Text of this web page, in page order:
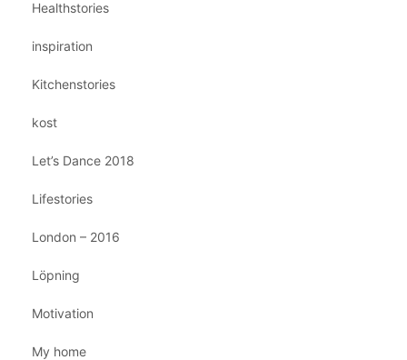
Healthstories
inspiration
Kitchenstories
kost
Let’s Dance 2018
Lifestories
London – 2016
Löpning
Motivation
My home